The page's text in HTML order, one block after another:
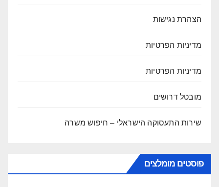
הצהרת נגישות
מדיניות הפרטיות
מדיניות הפרטיות
מובטל דרושים
שירות התעסוקה הישראלי – חיפוש משרה
פוסטים מומלצים